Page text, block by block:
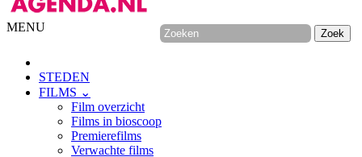
MENU
STEDEN
FILMS ⌄
Film overzicht
Films in bioscoop
Premierefilms
Verwachte films